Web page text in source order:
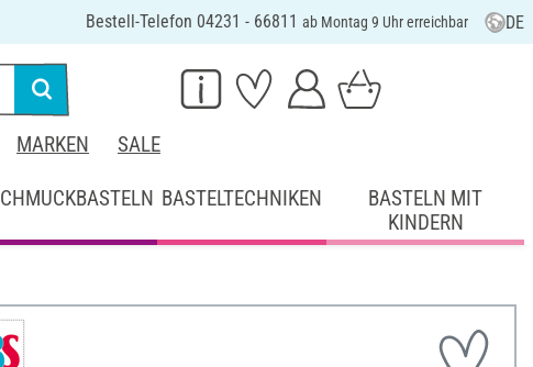
Bestell-Telefon 04231 - 66811 ab Montag 9 Uhr erreichbar DE
MARKEN SALE
BASTELTECHNIKEN
BASTELN MIT
KINDERN